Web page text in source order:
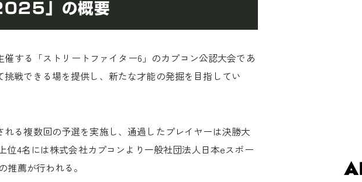
」の概要
催する「ストリートファイター6」のカプコン公認大会であ
戦できる場を提供し、新たな才能の発掘を目指してい
る複数回の予選を実施し、通過したプレイヤーは決勝大
位4名には株式会社カプコンより一般社団法人日本eスポー
推薦が行われる。